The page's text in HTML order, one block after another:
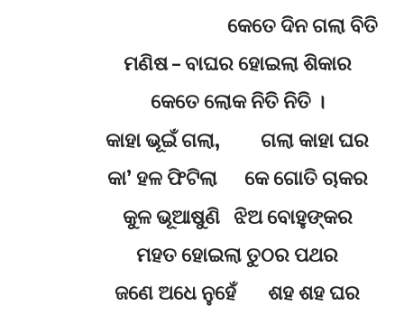
କେତେ ଦିନ ଗଲା ବିତି
ମଣିଷ – ବାଘର ହୋଇଲା ଶିକାର
କେତେ ଲୋକ ନିତି ନିତି ।
କାହା ଭୂଇଁ ଗଲା, ଗଲା କାହା ଘର
କା’ ହଳ ଫିଟିଲା କେ ଗୋତି ଚାକର
କୁଳ ଭୂଆଷୁଣି ଝିଅ ବୋହୁଙ୍କର
ମହତ ହୋଇଲା ତୁଠର ପଥର
ଜଣେ ଅଧେ ନୁହେଁ ଶହ ଶହ ଘର